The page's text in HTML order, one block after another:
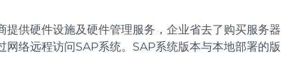
供硬件设施及硬件管理服务，企业省去了购买服务器
络远程访问SAP系统。SAP系统版本与本地部署的版